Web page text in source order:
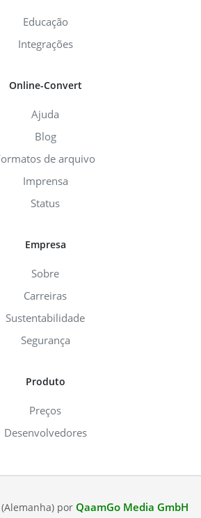
Educação
Integrações
Online-Convert
Ajuda
Blog
de arquivo
Imprensa
Status
Empresa
Sobre
Carreiras
Sustentabilidade
Segurança
Produto
Preços
Desenvolvedores
por QaamGo Media GmbH